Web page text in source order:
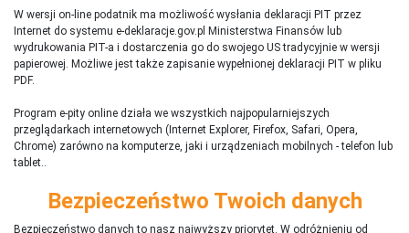
W wersji on-line podatnik ma możliwość wysłania deklaracji PIT przez
Internet do systemu e-deklaracje.gov.pl Ministerstwa Finansów lub
wydrukowania PIT-a i dostarczenia go do swojego US tradycyjnie w wersji
papierowej. Możliwe jest także zapisanie wypełnionej deklaracji PIT w pliku
PDF.
Program e-pity online działa we wszystkich najpopularniejszych
przeglądarkach internetowych (Internet Explorer, Firefox, Safari, Opera,
Chrome) zarówno na komputerze, jaki i urządzeniach mobilnych - telefon lub
tablet..
Bezpieczeństwo Twoich danych
Bezpieczeństwo danych to nasz najwyższy priorytet. W odróżnieniu od